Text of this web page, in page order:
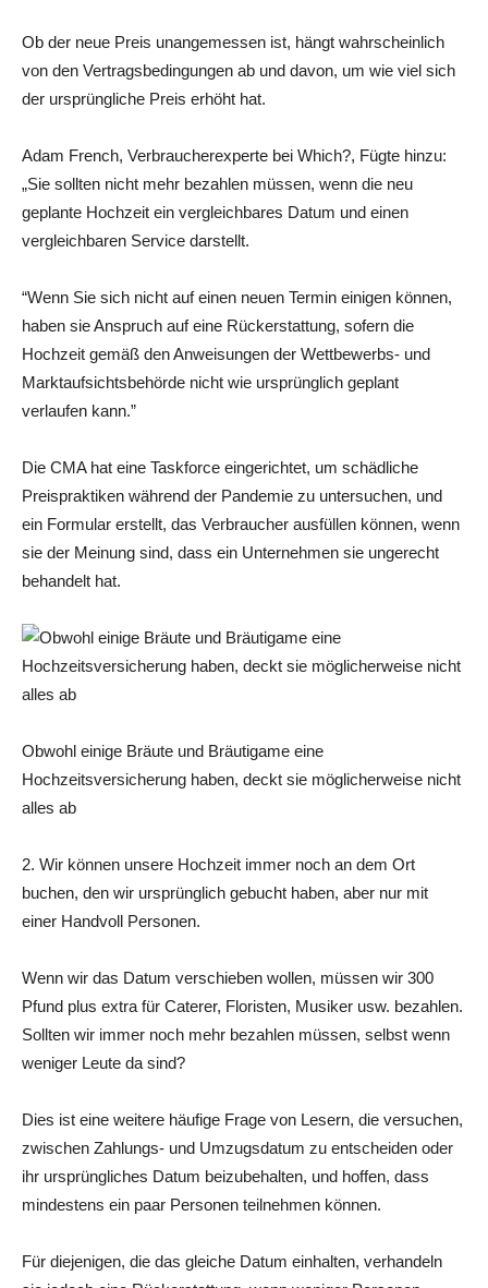
Ob der neue Preis unangemessen ist, hängt wahrscheinlich
von den Vertragsbedingungen ab und davon, um wie viel sich
der ursprüngliche Preis erhöht hat.
Adam French, Verbraucherexperte bei Which?, Fügte hinzu:
„Sie sollten nicht mehr bezahlen müssen, wenn die neu
geplante Hochzeit ein vergleichbares Datum und einen
vergleichbaren Service darstellt.
“Wenn Sie sich nicht auf einen neuen Termin einigen können,
haben sie Anspruch auf eine Rückerstattung, sofern die
Hochzeit gemäß den Anweisungen der Wettbewerbs- und
Marktaufsichtsbehörde nicht wie ursprünglich geplant
verlaufen kann.”
Die CMA hat eine Taskforce eingerichtet, um schädliche
Preispraktiken während der Pandemie zu untersuchen, und
ein Formular erstellt, das Verbraucher ausfüllen können, wenn
sie der Meinung sind, dass ein Unternehmen sie ungerecht
behandelt hat.
Obwohl einige Bräute und Bräutigame eine
Hochzeitsversicherung haben, deckt sie möglicherweise nicht
alles ab
2. Wir können unsere Hochzeit immer noch an dem Ort
buchen, den wir ursprünglich gebucht haben, aber nur mit
einer Handvoll Personen.
Wenn wir das Datum verschieben wollen, müssen wir 300
Pfund plus extra für Caterer, Floristen, Musiker usw. bezahlen.
Sollten wir immer noch mehr bezahlen müssen, selbst wenn
weniger Leute da sind?
Dies ist eine weitere häufige Frage von Lesern, die versuchen,
zwischen Zahlungs- und Umzugsdatum zu entscheiden oder
ihr ursprüngliches Datum beizubehalten, und hoffen, dass
mindestens ein paar Personen teilnehmen können.
Für diejenigen, die das gleiche Datum einhalten, verhandeln